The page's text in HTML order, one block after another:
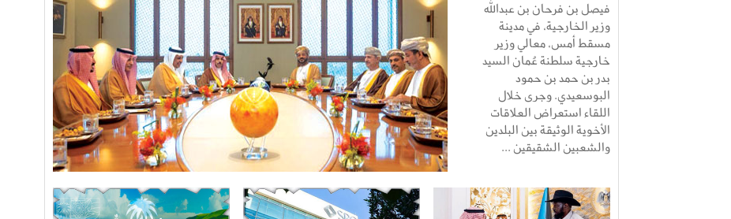
فيصل بن فرحان بن عبدالله
وزير الخارجية، في مدينة
مسقط أمس، معالي وزير
خارجية سلطنة عُمان السيد
بدر بن حمد بن حمود
البوسعيدي. وجرى خلال
اللقاء استعراض العلاقات
الأخوية الوثيقة بين البلدين
والشعبين الشقيقين ...